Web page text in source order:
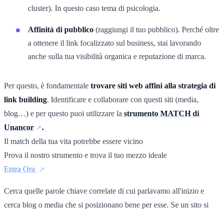
cluster). In questo caso tema di psicologia.
Affinità di pubblico (raggiungi il tuo pubblico). Perché oltre
a ottenere il link focalizzato sul business, stai lavorando
anche sulla tua visibilità organica e reputazione di marca.
Per questo, è fondamentale trovare siti web affini alla strategia di
link building. Identificare e collaborare con questi siti (media,
blog…) e per questo puoi utilizzare la strumento MATCH di
Unancor
.
Il match della tua vita potrebbe essere vicino
Prova il nostro strumento e trova il tuo mezzo ideale
Entra Ora
Cerca quelle parole chiave correlate di cui parlavamo all'inizio e
cerca blog o media che si posizionano bene per esse. Se un sito si